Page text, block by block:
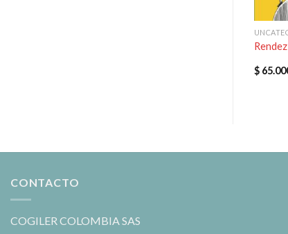
$
CONTACTO
COGILER COLOMBIA SAS